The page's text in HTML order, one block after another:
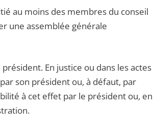
au moins des membres du conseil
une assemblée générale
En justice ou dans les actes
son président ou, à défaut, par
à cet effet par le président ou, en